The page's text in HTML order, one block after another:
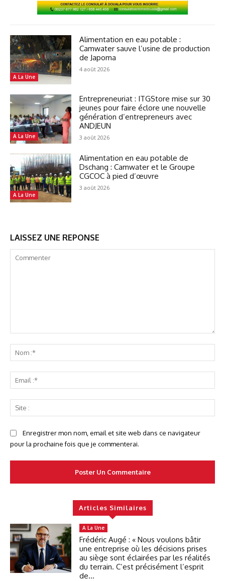
A La Une
Alimentation en eau potable :
Camwater sauve l’usine de production
de Japoma
4 août 2026
A La Une
Entrepreneuriat : ITGStore mise sur 30
jeunes pour faire éclore une nouvelle
génération d’entrepreneurs avec
ANDJEUN
3 août 2026
A La Une
Alimentation en eau potable de
Dschang : Camwater et le Groupe
CGCOC à pied d’œuvre
3 août 2026
LAISSEZ UNE REPONSE
:*
:*
:
Enregistrer mon nom, email et site web dans ce navigateur
pour la prochaine fois que je commenterai.
Articles Similaires
A La Une
Frédéric Augé : « Nous voulons bâtir
une entreprise où les décisions prises
au siège sont éclairées par les réalités
du terrain. C’est précisément l’esprit
de...